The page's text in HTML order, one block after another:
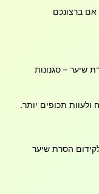
אם ברצונכם
שיער – סגנונות
ולעוות תכופים יותר.
הסרת שיער